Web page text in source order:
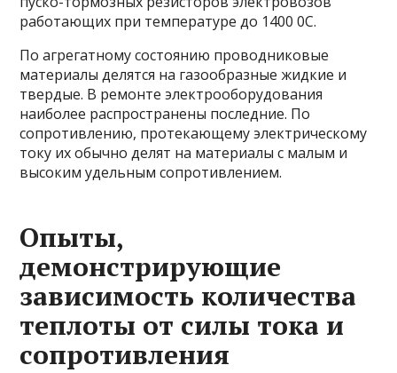
работающих при температуре до 1400 0C.
По агрегатному состоянию проводниковые
материалы делятся на газообразные жидкие и
твердые. В ремонте электрооборудования
наиболее распространены последние. По
сопротивлению, протекающему электрическому
току их обычно делят на материалы с малым и
высоким удельным сопротивлением.
Опыты,
демонстрирующие
зависимость количества
теплоты от силы тока и
сопротивления